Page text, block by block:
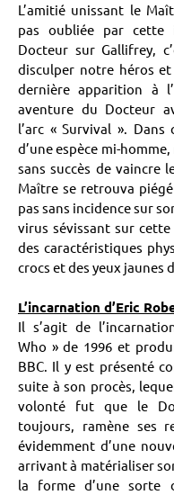
L’amitié unissant le
pas oubliée par cette
Docteur sur Gallifrey,
disculper notre héros
dernière apparition à
aventure du Docteur
l’arc « Survival ».
d’une espèce mi-
sans succès de vaincre
Maître se retrouva
pas sans incidence sur
virus sévissant sur
des caractéristiques
crocs et des yeux jaunes
L’incarnation d’Eric
Il s’agit de
Who » de 1996 et
BBC. Il y est présenté
suite à son procès,
volonté fut que le
toujours, ramène ses
évidemment d’une
arrivant à matérialiser
la forme d’une sorte